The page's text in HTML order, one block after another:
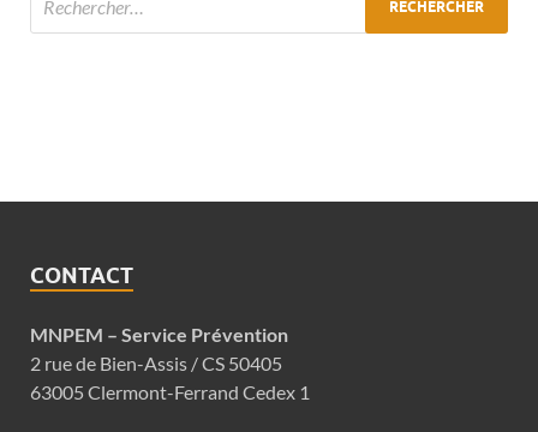
CONTACT
MNPEM – Service Prévention
2 rue de Bien-Assis / CS 50405
63005 Clermont-Ferrand Cedex 1